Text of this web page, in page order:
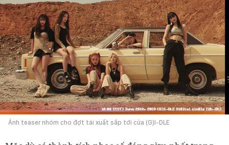
Ảnh teaser nhóm cho đợt tái xuất sắp tới của (G)I-DLE